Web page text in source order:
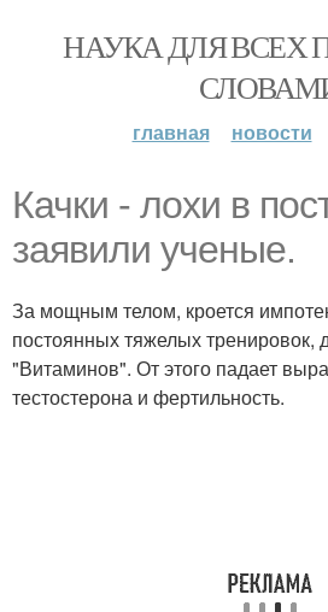
НАУКА ДЛЯ ВСЕХ
главная новости
Качки - лохи в
заявили ученые.
За мощным телом, кроется
постоянных тяжелых тренировок,
"Витаминов". От этого падает
тестостерона и фертильность.